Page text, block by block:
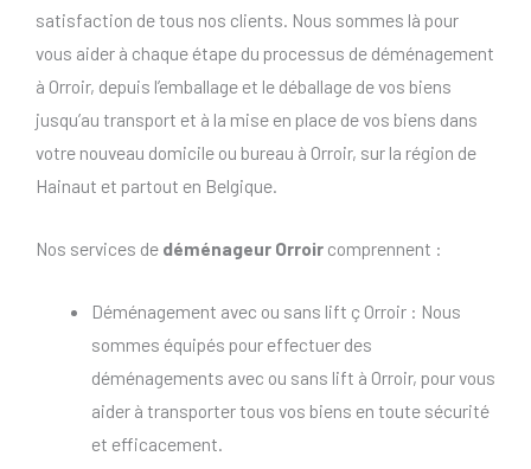
satisfaction de tous nos clients. Nous sommes là pour
vous aider à chaque étape du processus de déménagement
à Orroir, depuis l’emballage et le déballage de vos biens
jusqu’au transport et à la mise en place de vos biens dans
votre nouveau domicile ou bureau à Orroir, sur la région de
Hainaut et partout en Belgique.
Nos services de déménageur Orroir comprennent :
Déménagement avec ou sans lift ç Orroir : Nous
sommes équipés pour effectuer des
déménagements avec ou sans lift à Orroir, pour vous
aider à transporter tous vos biens en toute sécurité
et efficacement.